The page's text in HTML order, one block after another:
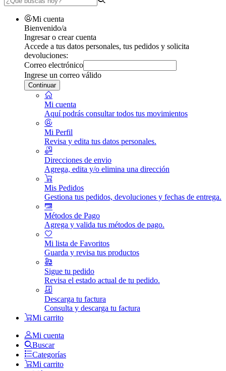
Mi cuenta
Bienvenido/a
Ingresar o crear cuenta
Accede a tus datos personales, tus pedidos y solicita
devoluciones:
Correo electrónico
Ingrese un correo válido
Continuar
Mi cuenta
Aquí podrás consultar todos tus movimientos
Mi Perfil
Revisa y edita tus datos personales.
Direcciones de envio
Agrega, edita y/o elimina una dirección
Mis Pedidos
Gestiona tus pedidos, devoluciones y fechas de entrega.
Métodos de Pago
Agrega y valida tus métodos de pago.
Mi lista de Favoritos
Guarda y revisa tus productos
Sigue tu pedido
Revisa el estado actual de tu pedido.
Descarga tu factura
Consulta y descarga tu factura
Mi carrito
Mi cuenta
Buscar
Categorías
Mi carrito